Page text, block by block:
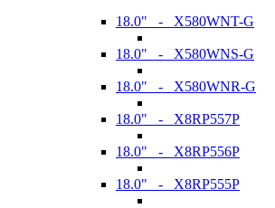
18.0" - X580WNT-G
18.0" - X580WNS-G
18.0" - X580WNR-G
18.0" - X8RP557P
18.0" - X8RP556P
18.0" - X8RP555P